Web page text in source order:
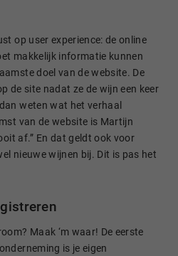
op user experience: de online
makkelijk informatie kunnen
doel van de website. De
de site nadat ze de wijn een keer
weten wat het verhaal
van de website is Martijn
af.” En dat geldt ook voor
nieuwe wijnen bij. Dit is pas het
Maak ‘m waar! De eerste
is je eigen